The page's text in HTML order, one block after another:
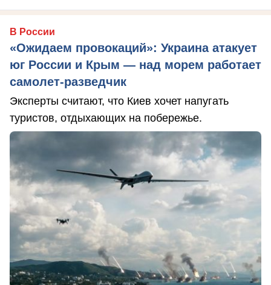
В России
«Ожидаем провокаций»: Украина атакует
юг России и Крым — над морем работает
самолет-разведчик
Эксперты считают, что Киев хочет напугать
туристов, отдыхающих на побережье.